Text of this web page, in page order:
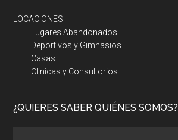
LOCACIONES
Lugares Abandonados
Deportivos y Gimnasios
Casas
Clinicas y Consultorios
¿QUIERES SABER QUIÉNES SOMOS?